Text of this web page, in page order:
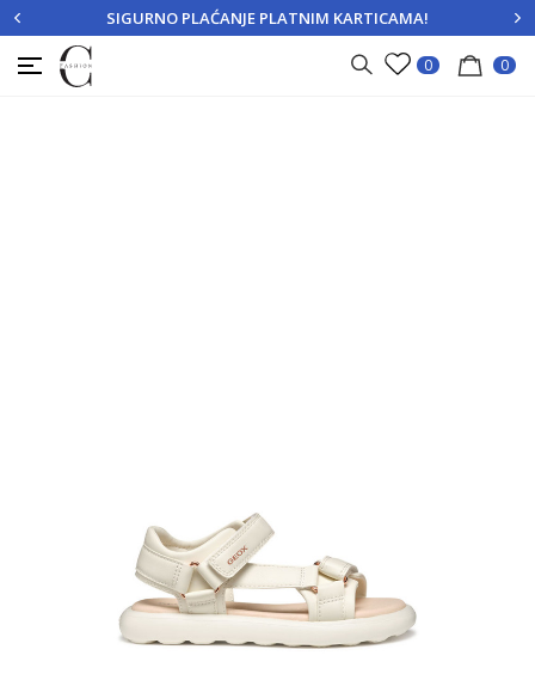
PRIJAVITE SE REGISTRUJTE SE
SIGURNO PLAĆANJE PLATNIM KARTICAMA!
0 0